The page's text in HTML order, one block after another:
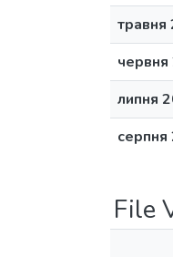
травня
липня
серпня
File